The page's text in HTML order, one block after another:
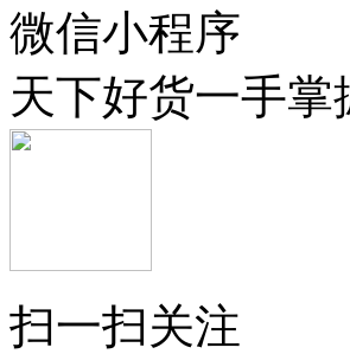
微信小程序
天下好货一手掌
扫一扫关注